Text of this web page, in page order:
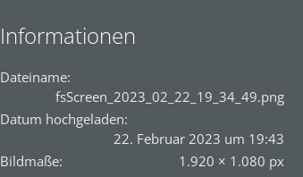
Informationen
Dateiname
fsScreen_2023_02_22_19_34_49.png
Datum hochgeladen
22. Februar 2023 um 19:43
Bildmaße
1.920 × 1.080 px